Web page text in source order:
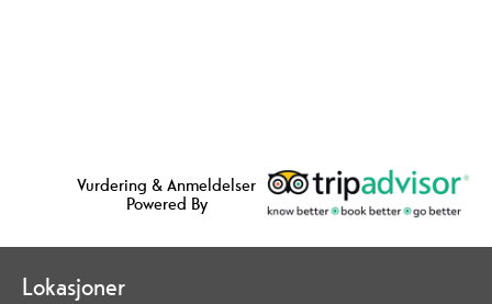
Vurdering & Anmeldelser
Powered By
Lokasjoner